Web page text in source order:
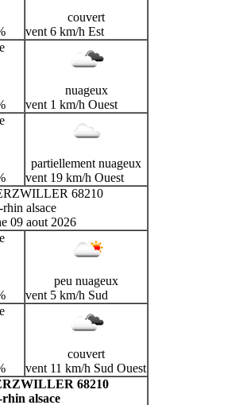
couvert
vent 6 km/h Est
nuageux
vent 1 km/h Ouest
partiellement nuageux
vent 19 km/h Ouest
68210
rhin alsace
09 aout 2026
peu nuageux
vent 5 km/h Sud
couvert
vent 11 km/h Sud Ouest
68210
alsace